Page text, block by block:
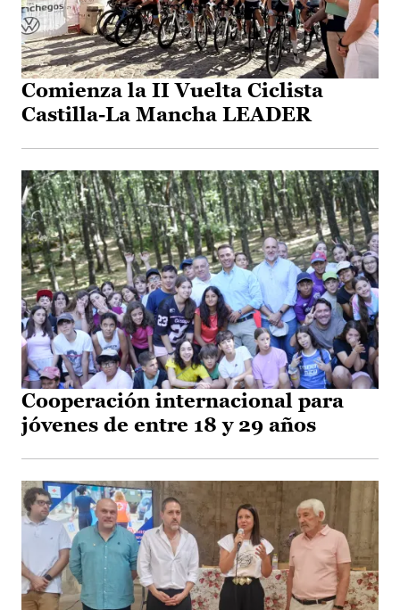
Comienza la II Vuelta Ciclista
Castilla-La Mancha LEADER
Cooperación internacional para
jóvenes de entre 18 y 29 años